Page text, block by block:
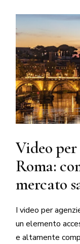
Video
Roma:
mercato
I video per
un elemento
e altamente